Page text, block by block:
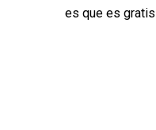
es que es